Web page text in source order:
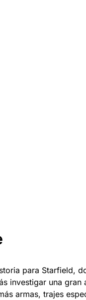
para Starfield,
investigar una gran
armas, trajes